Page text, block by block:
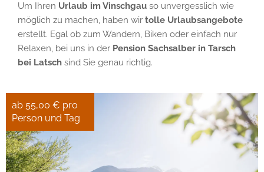
Um Ihren Urlaub im Vinschgau so unvergesslich wie
möglich zu machen, haben wir tolle Urlaubsangebote
erstellt. Egal ob zum Wandern, Biken oder einfach nur
Relaxen, bei uns in der Pension Sachsalber in Tarsch
bei Latsch sind Sie genau richtig.
ab 55,00 € pro
Person und Tag